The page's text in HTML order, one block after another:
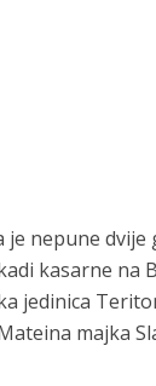
je nepune dvije
kasarne na
jedinica
majka